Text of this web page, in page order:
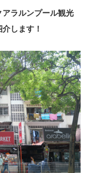
ラルンプール観光
します！